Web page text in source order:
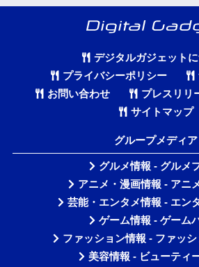
デジタルガジェット
プライバシーポリシー
お問い合わせ
プレスリリ
サイトマップ
グループメディア
グルメ情報 - グルメ
アニメ・漫画情報 - アニ
芸能・エンタメ情報 - エン
ゲーム情報 - ゲーム
ファッション情報 - ファッ
美容情報 - ビューティ